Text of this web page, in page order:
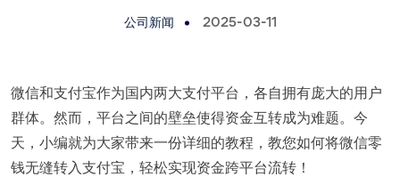
公司新闻 2025-03-11
微信和支付宝作为国内两大支付平台，各自拥有庞大的用户
群体。然而，平台之间的壁垒使得资金互转成为难题。今
天，小编就为大家带来一份详细的教程，教您如何将微信零
钱无缝转入支付宝，轻松实现资金跨平台流转！